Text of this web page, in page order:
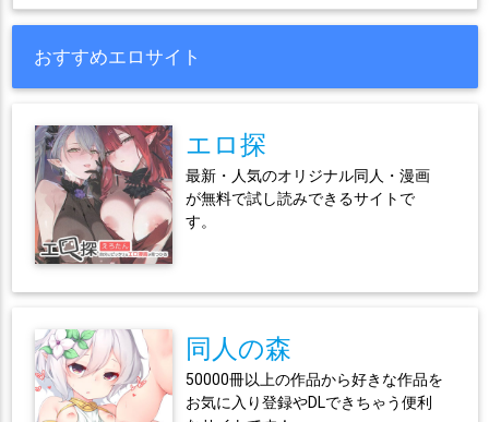
おすすめエロサイト
エロ探
最新・人気のオリジナル同人・漫画
が無料で試し読みできるサイトで
す。
同人の森
50000冊以上の作品から好きな作品を
お気に入り登録やDLできちゃう便利